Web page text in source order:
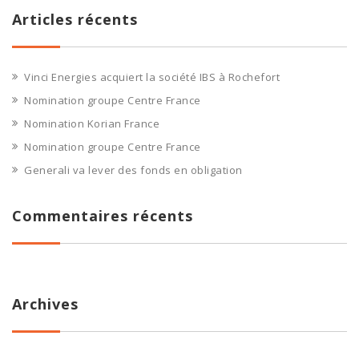
Articles récents
Vinci Energies acquiert la société IBS à Rochefort
Nomination groupe Centre France
Nomination Korian France
Nomination groupe Centre France
Generali va lever des fonds en obligation
Commentaires récents
Archives